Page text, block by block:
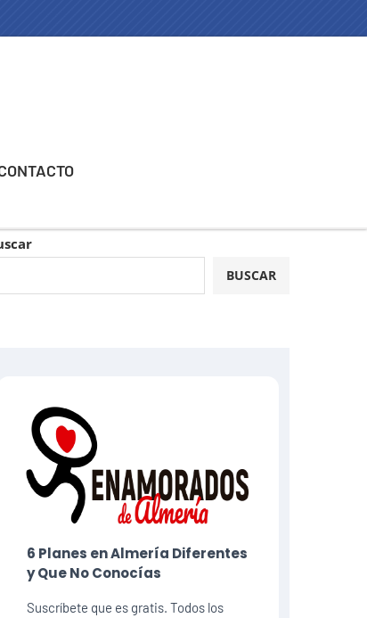
BUSCAR
6 Planes​ en Almería Diferentes
y Que No Conocías
Suscríbete que es gratis. Todos los